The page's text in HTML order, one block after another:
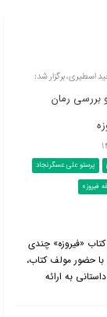
اسطیری، برگزار شد:
بررسی رمان
پرستو علی عسگرنجاد
فیروزه
«فیروزه» چندی
حضور مولف کتاب،
به ارائه